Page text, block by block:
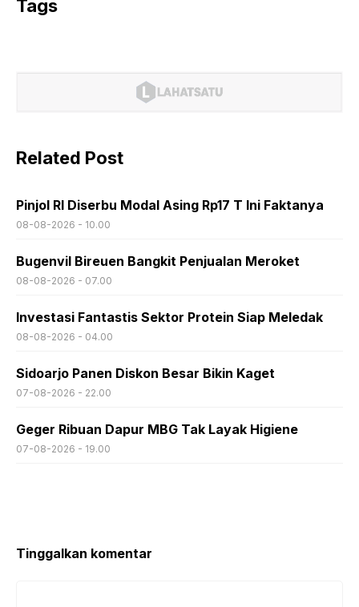
Tags
Related Post
Pinjol RI Diserbu Modal Asing Rp17 T Ini Faktanya
08-08-2026 - 10.00
Bugenvil Bireuen Bangkit Penjualan Meroket
08-08-2026 - 07.00
Investasi Fantastis Sektor Protein Siap Meledak
08-08-2026 - 04.00
Sidoarjo Panen Diskon Besar Bikin Kaget
07-08-2026 - 22.00
Geger Ribuan Dapur MBG Tak Layak Higiene
07-08-2026 - 19.00
Tinggalkan komentar